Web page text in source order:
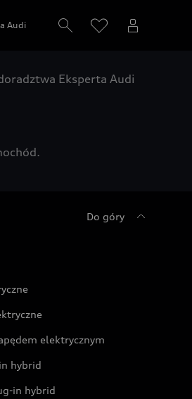
Audi
Eksperta Audi
Do góry
elektrycznym
hybrid
in hybrid